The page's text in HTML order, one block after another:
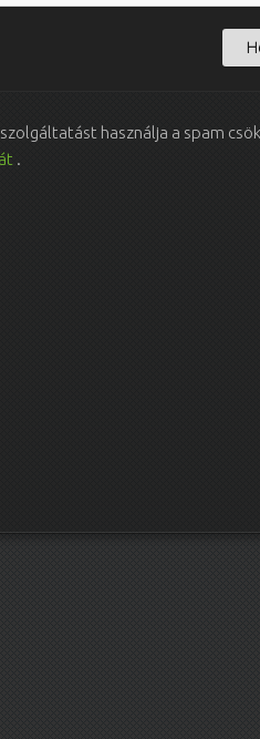
használja a spam
.